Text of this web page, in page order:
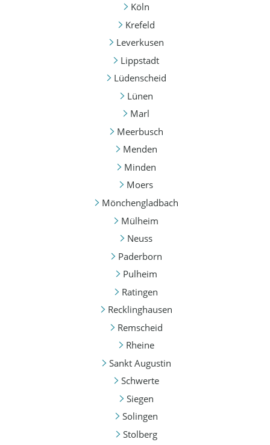
Köln
Krefeld
Leverkusen
Lippstadt
Lüdenscheid
Lünen
Marl
Meerbusch
Menden
Minden
Moers
Mönchengladbach
Mülheim
Neuss
Paderborn
Pulheim
Ratingen
Recklinghausen
Remscheid
Rheine
Sankt Augustin
Schwerte
Siegen
Solingen
Stolberg